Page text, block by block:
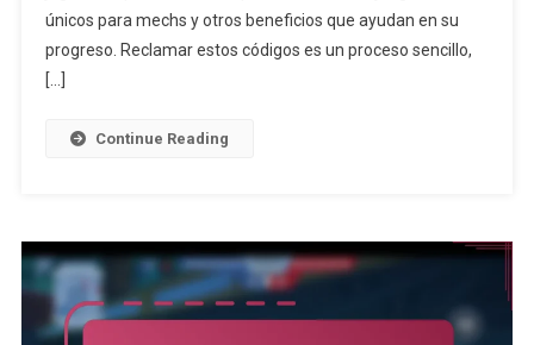
Cómo
Reclamarlos
únicos para mechs y otros beneficios que ayudan en su
progreso. Reclamar estos códigos es un proceso sencillo,
[…]
Continue Reading